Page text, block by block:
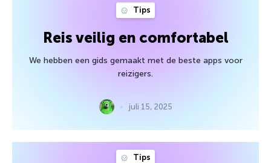
Tips
Reis veilig en comfortabel
We hebben een gids gemaakt met de beste apps voor
reizigers.
juli 15, 2025
Tips